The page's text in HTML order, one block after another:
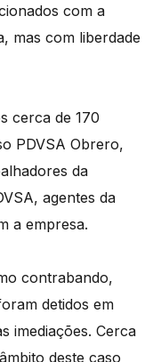
com a
mas com liberdade
cerca de 170
PDVSA Obrero,
da
agentes da
a empresa.
contrabando,
detidos em
imediações. Cerca
deste caso